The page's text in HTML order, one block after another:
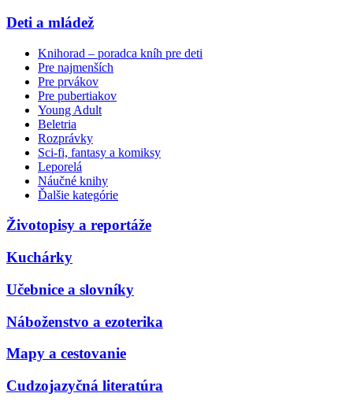
Deti a mládež
Knihorad – poradca kníh pre deti
Pre najmenších
Pre prvákov
Pre pubertiakov
Young Adult
Beletria
Rozprávky
Sci-fi, fantasy a komiksy
Leporelá
Náučné knihy
Ďalšie kategórie
Životopisy a reportáže
Kuchárky
Učebnice a slovníky
Náboženstvo a ezoterika
Mapy a cestovanie
Cudzojazyčná literatúra